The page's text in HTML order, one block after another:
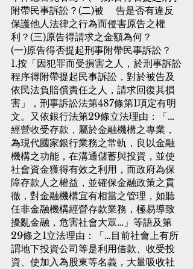
附帶民事訴訟？(二)被    告是否有違反
保護他人法律之行為而侵害原告之權
利？(三)原告得請求之金額為何？
(一)原告得否提起刑事附帶民事訴訟？
1.按「因犯罪而受損害之人，於刑事訴訟
程序得附帶提起民事訴訟，對於被告及
依民法負賠償責任之人，請求回復其損
害」，刑事訴訟法第487條第1項定有明
文。又依銀行法第29條立法理由：「…
經營收受存款，屬於金融機構之專業，
為現代國家銀行業務之常軌，良以金融
機構之功能，在溝通儲蓄與投資，並使
社會資金獲得有效之利用，而政府為保
障存款人之權益，並確保金融政策之貫
徹，對金融機構宜有相當之管理，如聽
任非金融機構經營存款業務，極易導致
擾亂金融，危害社會大眾…」等語及第
29條之1立法理由：「…目前社會上有所
謂地下投資公司等是利用借款、收受投
資、使加入為股東等名義，大量吸收社